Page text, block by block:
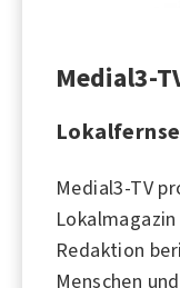
Medial3-
Medial3-TV
Redaktion
Menschen